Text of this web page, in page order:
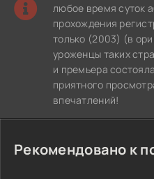
любое время суток
прохождения
только (2003) (в
уроженцы таких
и премьера
приятного
впечатлений!
Рекомендовано к